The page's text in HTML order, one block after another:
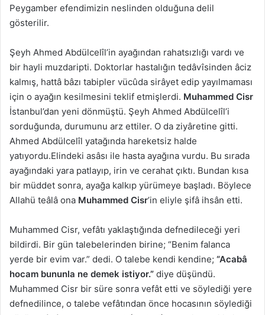
Peygamber efendimizin neslinden olduğuna delil
gösterilir.
Şeyh Ahmed Abdülcelîl’in ayağından rahatsızlığı vardı ve
bir hayli muzdaripti. Doktorlar hastalığın tedâvîsinden âciz
kalmış, hattâ bâzı tabipler vücûda sirâyet edip yayılmaması
için o ayağın kesilmesini teklif etmişlerdi. Muhammed Cisr
İstanbul’dan yeni dönmüştü. Şeyh Ahmed Abdülcelîl’i
sorduğunda, durumunu arz ettiler. O da ziyâretine gitti.
Ahmed Abdülcelîl yatağında hareketsiz halde
yatıyordu.Elindeki asâsı ile hasta ayağına vurdu. Bu sırada
ayağındaki yara patlayıp, irin ve cerahat çıktı. Bundan kısa
bir müddet sonra, ayağa kalkıp yürümeye başladı. Böylece
Allahü teâlâ ona Muhammed Cisr’in eliyle şifâ ihsân etti.
Muhammed Cisr, vefâtı yaklaştığında defnedileceği yeri
bildirdi. Bir gün talebelerinden birine; “Benim falanca
yerde bir evim var.” dedi. O talebe kendi kendine; “Acabâ
hocam bununla ne demek istiyor.” diye düşündü.
Muhammed Cisr bir süre sonra vefât etti ve söylediği yere
defnedilince, o talebe vefâtından önce hocasının söylediği